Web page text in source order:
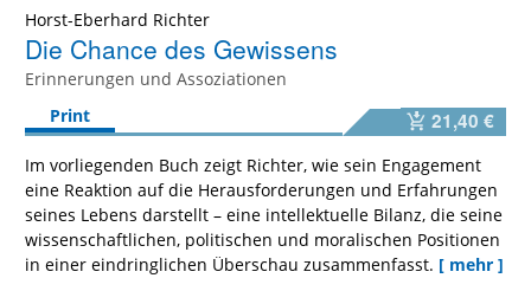
Horst-Eberhard Richter
Die Chance des Gewissens
Erinnerungen und Assoziationen
Print
21,40 €
Im vorliegenden Buch zeigt Richter, wie sein Engagement
eine Reaktion auf die Herausforderungen und Erfahrungen
seines Lebens darstellt – eine intellektuelle Bilanz, die seine
wissenschaftlichen, politischen und moralischen Positionen
in einer eindringlichen Überschau zusammenfasst. [ mehr ]